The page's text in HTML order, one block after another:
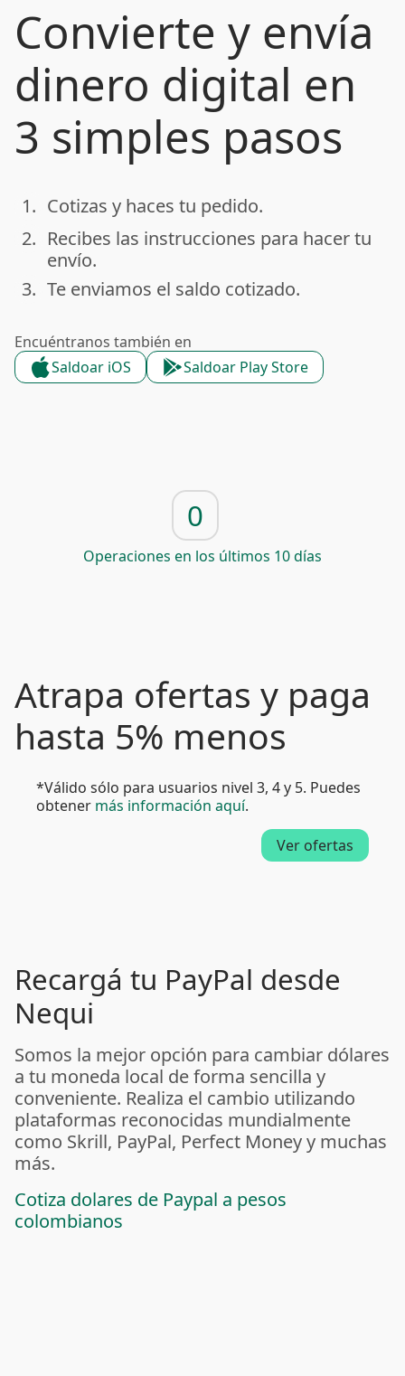
Convierte y envía
dinero digital en
3 simples pasos
done
1. Cotizas y haces tu pedido.
done
2. Recibes las instrucciones para hacer tu
envío.
done
3. Te enviamos el saldo cotizado.
Encuéntranos también en
Saldoar iOS
Saldoar Play Store
0
Operaciones en los últimos 10 días
Atrapa ofertas y paga
hasta 5% menos
*Válido sólo para usuarios nivel 3, 4 y 5. Puedes
obtener más información aquí.
Ver ofertas
Recargá tu PayPal desde
Nequi
Somos la mejor opción para cambiar dólares
a tu moneda local de forma sencilla y
conveniente. Realiza el cambio utilizando
plataformas reconocidas mundialmente
como Skrill, PayPal, Perfect Money y muchas
más.
Cotiza dolares de Paypal a pesos
colombianos